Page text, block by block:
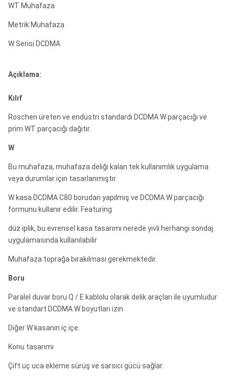
WT Muhafaza
Metrik Muhafaza
W Serisi DCDMA
Açıklama:
Kılıf
Roschen üreten ve endüstri standardı DCDMA W parçacığı ve
prim WT parçacığı dağıtır.
W
Bu muhafaza, muhafaza deliği kalan tek kullanımlık uygulama
veya durumlar için tasarlanmıştır.
W kasa DCDMA C80 borudan yapılmış ve DCDMA W parçacığı
formunu kullanır edilir. Featuring
düz iplik, bu evrensel kasa tasarımı nerede yivli herhangi sondaj
uygulamasında kullanılabilir
Muhafaza toprağa bırakılması gerekmektedir.
Boru
Paralel duvar boru Q / E kablolu olarak delik araçları ile uyumludur
ve standart DCDMA W boyutları izin
Diğer W kasanın iç içe.
Konu tasarımı
Çift uç uca ekleme sürüş ve sarsıcı gücü sağlar.